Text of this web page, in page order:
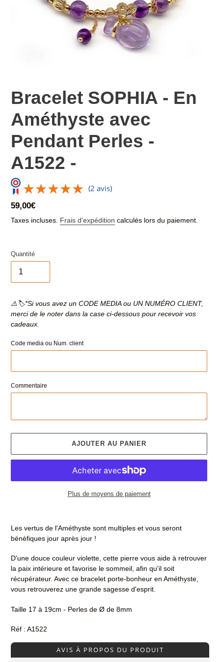
Bracelet SOPHIA - En
Améthyste avec
Pendant Perles -
A1522 -
★★★★★
★★★★★ (2 avis)
Prix
normal
59,00€
Taxes incluses. Frais d'expédition calculés lors du paiement.
Quantité
⚠️🏷*Si vous avez un CODE MEDIA ou UN NUMÉRO CLIENT,
merci de le noter dans la case ci-dessous pour recevoir vos
cadeaux.
Code media ou Num. client
Commentaire
AJOUTER AU PANIER
Plus de moyens de paiement
votre
panier
Les vertus de l'Améthyste sont multiples et vous seront
bénéfiques jour après jour !
D'une douce couleur violette, cette pierre vous aide à retrouver
la paix intérieure et favorise le sommeil, afin qu'il soit
récupérateur. Avec ce bracelet porte-bonheur en Améthyste,
vous retrouverez une grande sagesse d'esprit.
Taille 17 à 19cm - Perles de Ø de 8mm
Réf : A1522
AVIS À PROPOS DU PRODUIT